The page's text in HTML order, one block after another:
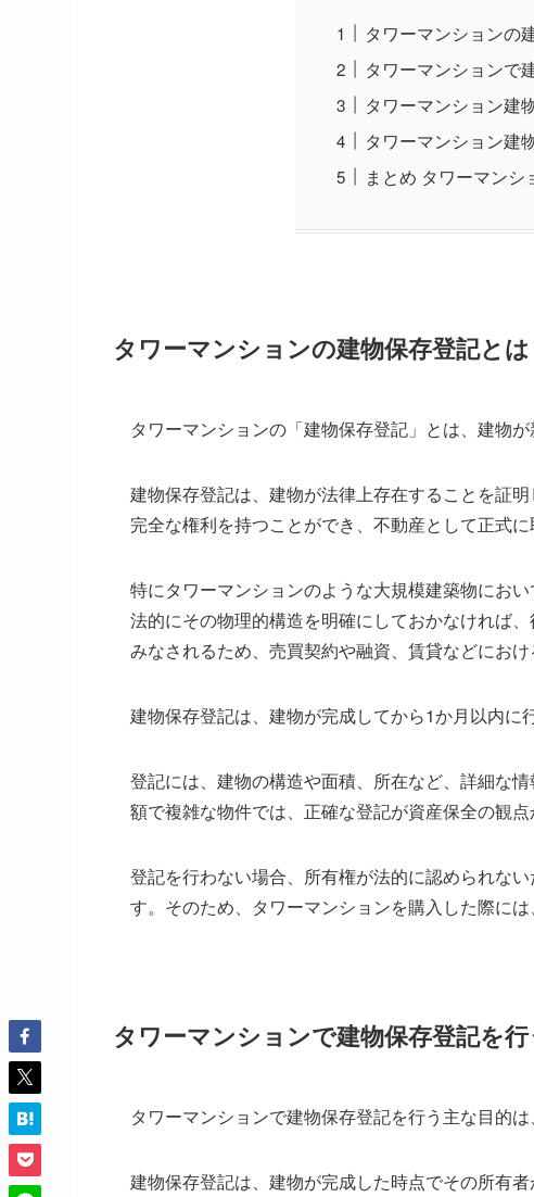
タワーマンションの
タワーマンションで
タワーマンション建
タワーマンション建
まとめ タワーマン
タワーマンションの建物保存登記と
タワーマンションの「建物保存登記」とは、建物
建物保存登記は、建物が法律上存在することを証
完全な権利を持つことができ、不動産として正式に
特にタワーマンションのような大規模建築物にお
法的にその物理的構造を明確にしておかなければ
みなされるため、売買契約や融資、賃貸などにおけ
建物保存登記は、建物が完成してから1か月以内に
登記には、建物の構造や面積、所在など、詳細な
額で複雑な物件では、正確な登記が資産保全の観点
登記を行わない場合、所有権が法的に認められな
す。そのため、タワーマンションを購入した際に
タワーマンションで建物保存登記を
タワーマンションで建物保存登記を行う主な目的
建物保存登記は、建物が完成した時点でその所有